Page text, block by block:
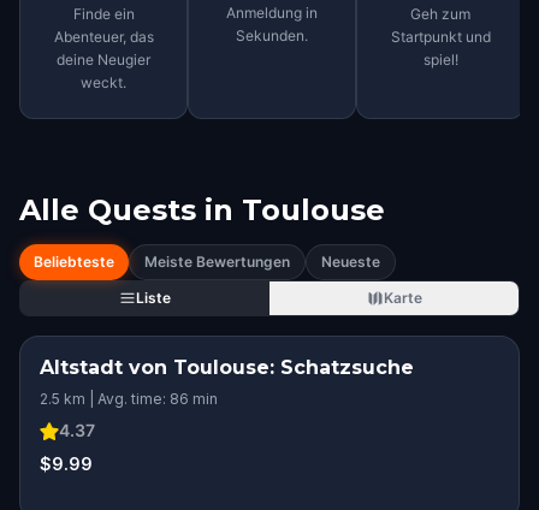
Finde ein
Abenteuer, das
deine Neugier
weckt.
Anmeldung in
Sekunden.
Geh zum
Startpunkt und
spiel!
Alle Quests in Toulouse
Beliebteste Meiste Bewertungen
Neueste
Liste
Karte
Altstadt von Toulouse: Schatzsuche
2.5 km | Avg. time: 86 min
4.37
$9.99